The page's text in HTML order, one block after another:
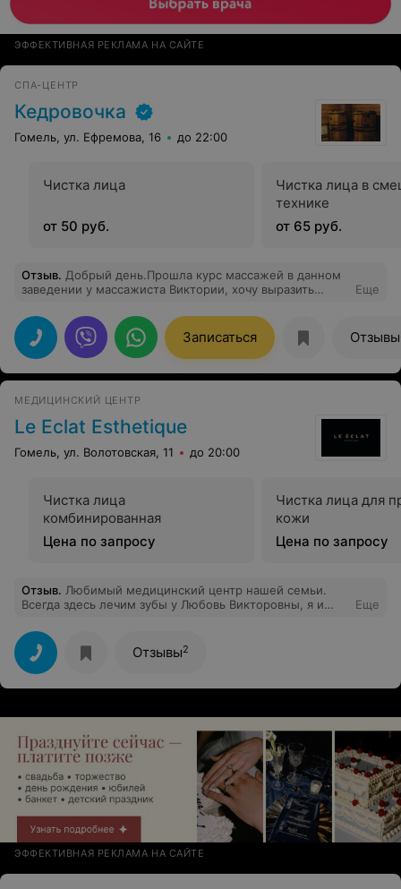
ЭФФЕКТИВНАЯ РЕКЛАМА НА САЙТЕ
СПА-ЦЕНТР
Кедровочка
Гомель, ул. Ефремова, 16 до 22:00
Чистка лица
от 50 руб.
Чистка лица в
технике
от 65 руб.
Отзыв. Добрый день.Прошла курс массажей в данном
заведении у массажиста Виктории, хочу выразить
буду всем знакомым рекомендовать ваш салон!Ещё раз
огромное спасибо!
Еще
Записаться Отзывы
МЕДИЦИНСКИЙ ЦЕНТР
Le Eclat Esthetique
Гомель, ул. Волотовская, 11 до 20:00
Чистка лица
комбинированная
Цена по запросу
Чистка лица для
кожи
Цена по запросу
Отзыв. Любимый медицинский центр нашей семьи.
Всегда здесь лечим зубы у Любовь Викторовны, я и
была на чистке у Карины, это лучшая комби чистка на
которой я была. Вообще не больно и кожа лица
действительно стала чистой
Еще
Отзывы2
ЭФФЕКТИВНАЯ РЕКЛАМА НА САЙТЕ